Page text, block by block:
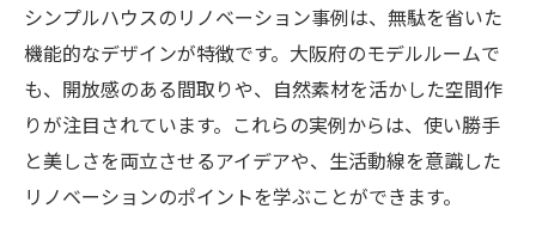
シンプルハウスのリノベーション事例は、無駄を省いた
機能的なデザインが特徴です。大阪府のモデルルームで
も、開放感のある間取りや、自然素材を活かした空間作
りが注目されています。これらの実例からは、使い勝手
と美しさを両立させるアイデアや、生活動線を意識した
リノベーションのポイントを学ぶことができます。